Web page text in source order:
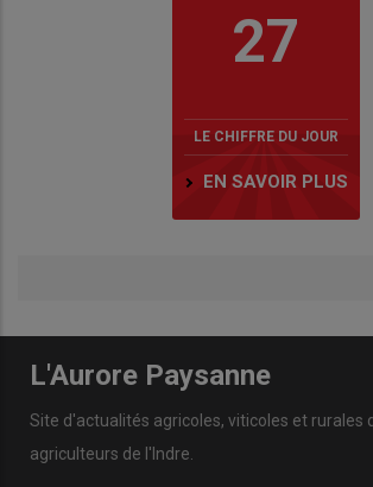
27
LE CHIFFRE DU JOUR
EN SAVOIR PLUS
L'Aurore Paysanne
Site d'actualités agricoles, viticoles et rurales
agriculteurs de l'Indre.